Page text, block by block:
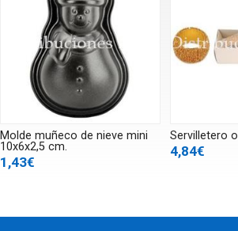
Molde muñeco de nieve mini
10x6x2,5 cm.
1,43€
Servilletero
4,84€